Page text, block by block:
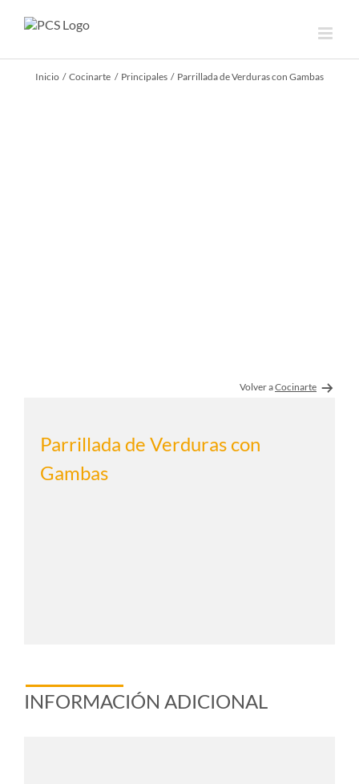
Inicio Cocinarte Principales Parrillada de Verduras con Gambas
Volver aCocinarte
Parrillada de Verduras con
Gambas
INFORMACIÓN ADICIONAL